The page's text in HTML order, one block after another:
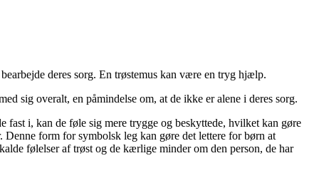
deres sorg. En trøstemus kan være en tryg hjælp.
sig overalt, en påmindelse om, at de ikke er alene i deres sorg.
fast i, kan de føle sig mere trygge og beskyttede, hvilket kan gøre
Denne form for symbolsk leg kan gøre det lettere for børn at
følelser af trøst og de kærlige minder om den person, de har